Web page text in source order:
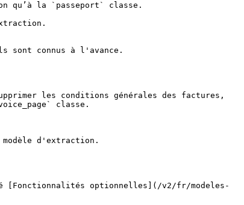
qu’à la `passeport` classe.
sont connus à l'avance.
les conditions générales des factures,
classe.
d'extraction.
[Fonctionnalités optionnelles](/v2/fr/modeles-